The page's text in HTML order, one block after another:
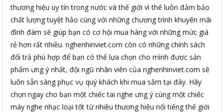
thương hiệu uy tín trong nước và thế giới vì thế luôn đảm bảo
chất lượng tuyệt hảo cùng với những chương trình khuyến mãi
đình đám sẽ giúp bạn có cơ hội mua hàng với những mức giá
rẻ hơn rất nhiều. nghenhinviet.com còn có những chính sách
đổi trả phù hợp để bạn có thể lựa chọn cho mình được sản
phẩm ưng ý nhất, đội ngũ nhân viên của nghenhinviet.com sẽ
luôn sẵn sàng phục vụ quý khách khi mua sắm tại đây. Hãy
chọn ngay cho bạn một chiếc tai nghe ưng ý cùng một chiếc
máy nghe nhạc loại tốt từ nhiều thương hiệu nổi tiếng thế giới